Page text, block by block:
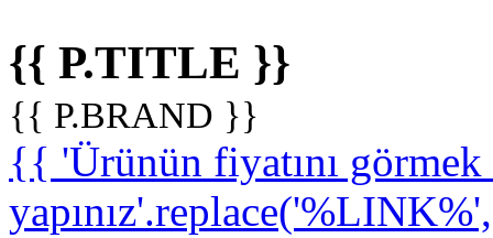
{{ P.TITLE }}
{{ P.BRAND }}
{{ 'Ürünün fiyatını